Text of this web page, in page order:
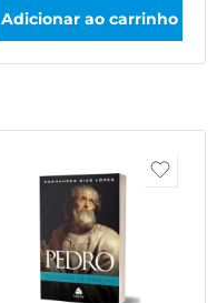
Adicionar ao carrinho